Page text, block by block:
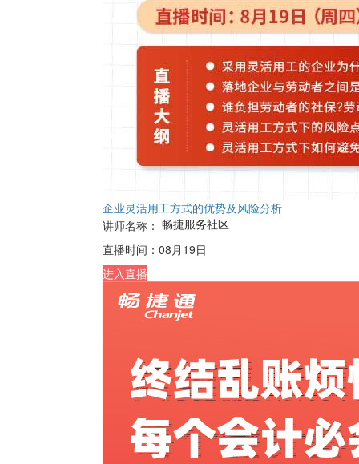
企业灵活用工方式的优势及风险分析
讲师名称： 畅捷服务社区
直播时间： 08月19日
进入直播